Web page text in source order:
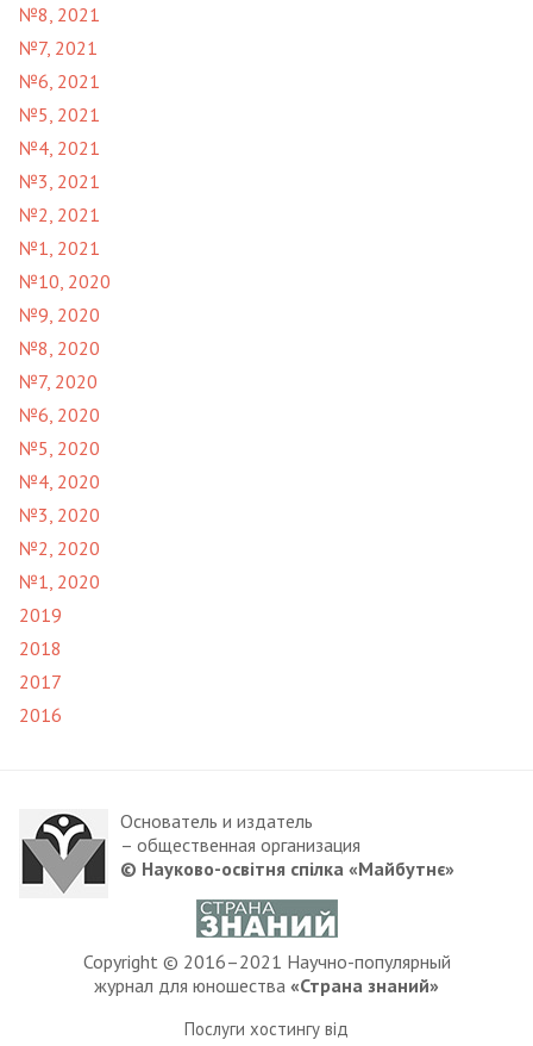
№8, 2021
№7, 2021
№6, 2021
№5, 2021
№4, 2021
№3, 2021
№2, 2021
№1, 2021
№10, 2020
№9, 2020
№8, 2020
№7, 2020
№6, 2020
№5, 2020
№4, 2020
№3, 2020
№2, 2020
№1, 2020
2019
2018
2017
2016
Основатель и издатель
– общественная организация
© Науково-освітня спілка «Майбутнє»
Copyright © 2016–2021 Научно-популярный
журнал для юношества «Страна знаний»
Послуги хостингу від